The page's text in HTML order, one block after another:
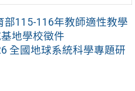
部115-116年教師適性教學
地學校徵件
全國地球系統科學專題研